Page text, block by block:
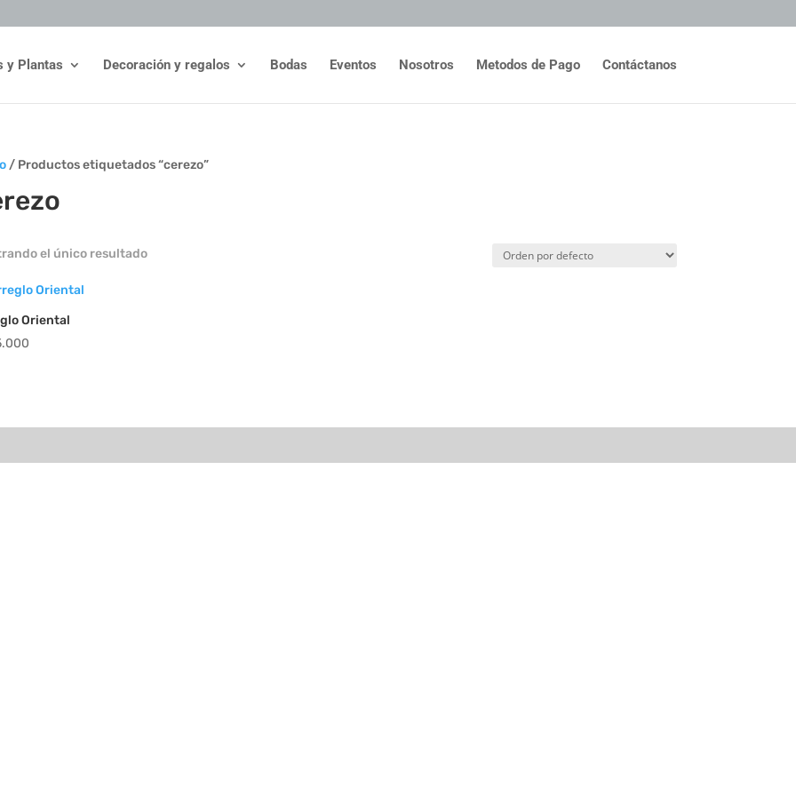
y Plantas Decoración y regalos Bodas Eventos Nosotros Metodos de Pago Contáctanos
/ Productos etiquetados “cerezo”
el único resultado
Oriental